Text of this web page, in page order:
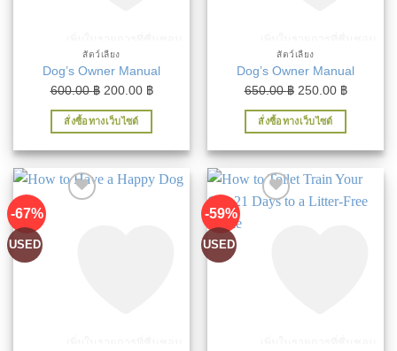
สัตว์เลี้ยง
Dog’s Owner Manual
600.00฿ Original
price
was:
200.00 ฿Current
price
สั่งซื้อทางเว็บไซต์
สัตว์เลี้ยง
Dog’s Owner Manual
650.00฿ Original
price
was:
250.00 ฿Current
price
สั่งซื้อทางเว็บไซต์
-67%
USED
-59%
USED